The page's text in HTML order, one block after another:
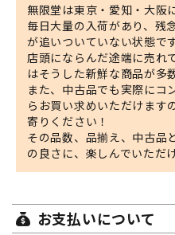
無限堂は東京・愛知・大阪
毎日大量の入荷があり、残
が追いついていない状態です
店頭にならんだ途端に売れ
はそうした新鮮な商品が多
また、中古品でも実際にコ
らお買い求めいただけます
寄りください！
その品数、品揃え、中古品
の良さに、楽しんでいただ
お支払いについて